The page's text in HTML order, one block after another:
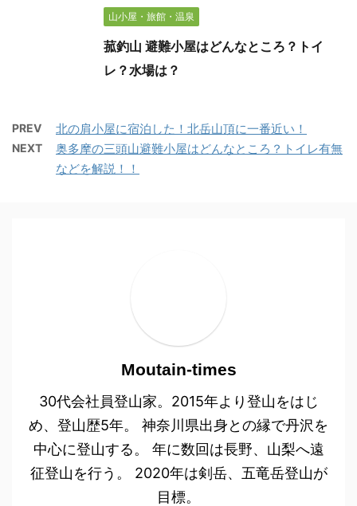
山小屋・旅館・温泉
菰釣山 避難小屋はどんなところ？トイ
レ？水場は？
PREV 北の肩小屋に宿泊した！北岳山頂に一番近い！
NEXT
奥多摩の三頭山避難小屋はどんなところ？トイレ有無
などを解説！！
Moutain-times
30代会社員登山家。2015年より登山をはじ
め、登山歴5年。 神奈川県出身との縁で丹沢を
中心に登山する。 年に数回は長野、山梨へ遠
征登山を行う。 2020年は剣岳、五竜岳登山が
目標。